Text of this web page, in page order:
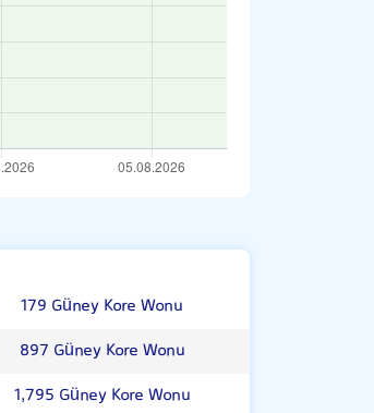
179 Güney Kore Wonu
897 Güney Kore Wonu
1,795 Güney Kore Wonu